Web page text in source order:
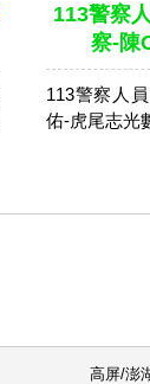
113警察
察-陳
113警察人
佑-虎尾志光
高屏/澎